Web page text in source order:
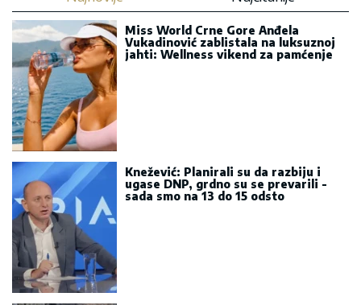
Miss World Crne Gore Anđela
Vukadinović zablistala na luksuznoj
jahti: Wellness vikend za pamćenje
Knežević: Planirali su da razbiju i
ugase DNP, grdno su se prevarili -
sada smo na 13 do 15 odsto